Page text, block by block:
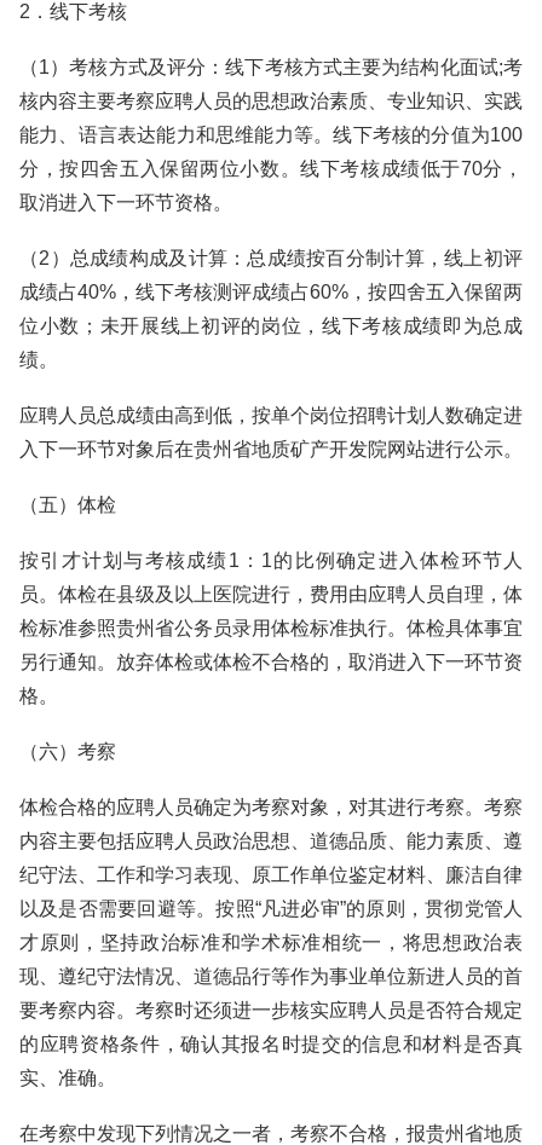
2．线下考核
（1）考核方式及评分：线下考核方式主要为结构化面试;考
核内容主要考察应聘人员的思想政治素质、专业知识、实践
能力、语言表达能力和思维能力等。线下考核的分值为100
分，按四舍五入保留两位小数。线下考核成绩低于70分，
取消进入下一环节资格。
（2）总成绩构成及计算：总成绩按百分制计算，线上初评
成绩占40%，线下考核测评成绩占60%，按四舍五入保留两
位小数；未开展线上初评的岗位，线下考核成绩即为总成
绩。
应聘人员总成绩由高到低，按单个岗位招聘计划人数确定进
入下一环节对象后在贵州省地质矿产开发院网站进行公示。
（五）体检
按引才计划与考核成绩1：1的比例确定进入体检环节人
员。体检在县级及以上医院进行，费用由应聘人员自理，体
检标准参照贵州省公务员录用体检标准执行。体检具体事宜
另行通知。放弃体检或体检不合格的，取消进入下一环节资
格。
（六）考察
体检合格的应聘人员确定为考察对象，对其进行考察。考察
内容主要包括应聘人员政治思想、道德品质、能力素质、遵
纪守法、工作和学习表现、原工作单位鉴定材料、廉洁自律
以及是否需要回避等。按照“凡进必审”的原则，贯彻党管人
才原则，坚持政治标准和学术标准相统一，将思想政治表
现、遵纪守法情况、道德品行等作为事业单位新进人员的首
要考察内容。考察时还须进一步核实应聘人员是否符合规定
的应聘资格条件，确认其报名时提交的信息和材料是否真
实、准确。
在考察中发现下列情况之一者，考察不合格，报贵州省地质